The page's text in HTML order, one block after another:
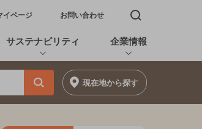
ンドウで開く
イページ お問い合わせ 検索窓を開く
サステナビリティ 企業情報
現在地から探す